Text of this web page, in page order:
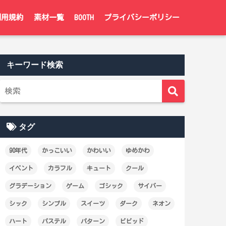
規約 素材一覧 BOOTH プライバシーポリシー
キーワード検索
タグ
90年代 かっこいい かわいい ゆめかわ
イベント カラフル キュート クール
グラデーション ゲーム ゴシック サイバー
シック シンプル スイーツ ダーク ネオン
ハート パステル パターン ビビッド